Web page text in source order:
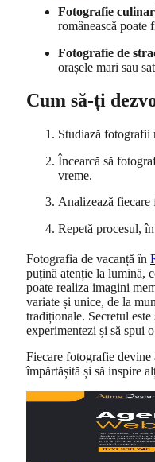
Fotografie
românească poate
Fotografie de
orașele mari sau
Cum să-ți
Studiază fotografii
Încearcă să
vreme.
Analizează fiecare
Repetă procesul,
Fotografia de vacanță în
puțină atenție la lumină,
poate realiza imagini
variate și unice, de la
tradiționale. Secretul
experimentezi și să spui
Fiecare fotografie
împărtășită și să inspire